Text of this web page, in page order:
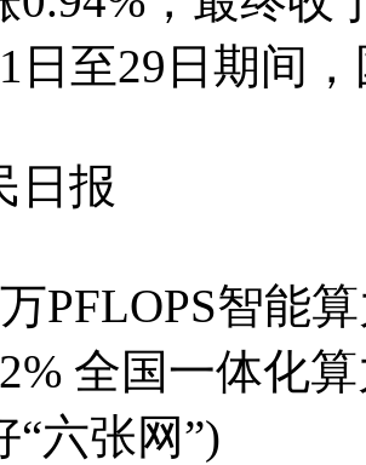
日至29日期间
报
智能算
全国一体化
“六张网”)